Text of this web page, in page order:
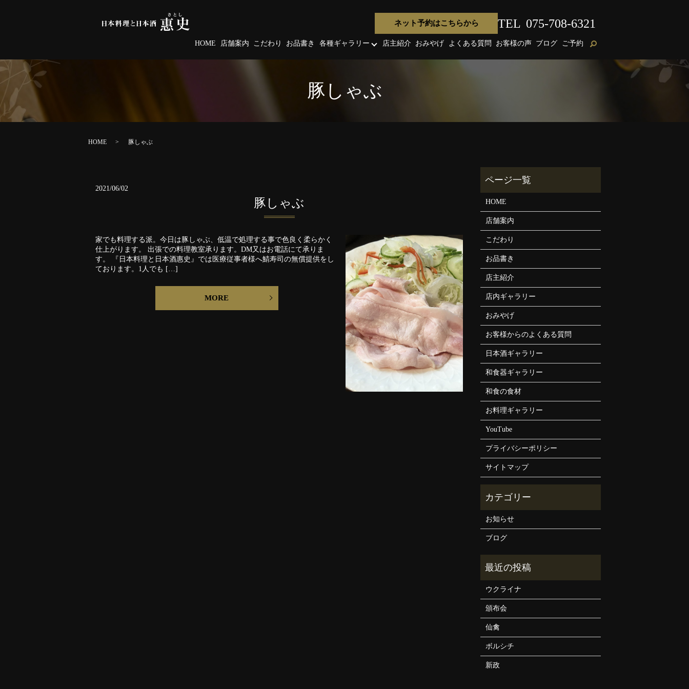
HOME 店舗案内 こだわり お品書き 各種ギャラリー 店主紹介 おみやげ よくある質問 お客様の声 ブログ ご予約
ネット予約はこちらから TEL 075-708-6321
豚しゃぶ
HOME 豚しゃぶ
2021/06/02
豚しゃぶ
家でも料理する派。今日は豚しゃぶ、低温で処理する事で色良く柔らかく
仕上がります。 出張での料理教室承ります。DM又はお電話にて承りま
す。 『日本料理と日本酒惠史』では医療従事者様へ鯖寿司の無償提供をし
ております。1人でも […]
MORE
HOME
店舗案内
こだわり
お品書き
店主紹介
店内ギャラリー
おみやげ
お客様からのよくある質問
日本酒ギャラリー
和食器ギャラリー
和食の食材
お料理ギャラリー
YouTube
プライバシーポリシー
サイトマップ
お知らせ
ブログ
ウクライナ
頒布会
仙禽
ボルシチ
新政